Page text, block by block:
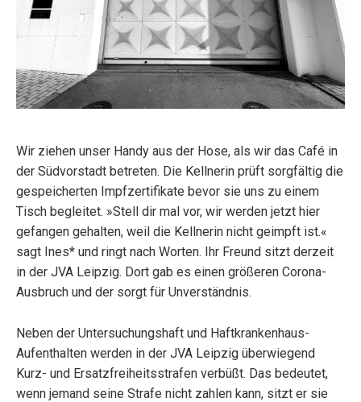
Wir ziehen unser Handy aus der Hose, als wir das Café in
der Südvorstadt betreten. Die Kellnerin prüft sorgfältig die
gespeicherten Impfzertifikate bevor sie uns zu einem
Tisch begleitet. »Stell dir mal vor, wir werden jetzt hier
gefangen gehalten, weil die Kellnerin nicht geimpft ist.«
sagt Ines* und ringt nach Worten. Ihr Freund sitzt derzeit
in der JVA Leipzig. Dort gab es einen größeren Corona-
Ausbruch und der sorgt für Unverständnis.
Neben der Untersuchungshaft und Haftkrankenhaus-
Aufenthalten werden in der JVA Leipzig überwiegend
Kurz- und Ersatzfreiheitsstrafen verbüßt. Das bedeutet,
wenn jemand seine Strafe nicht zahlen kann, sitzt er sie